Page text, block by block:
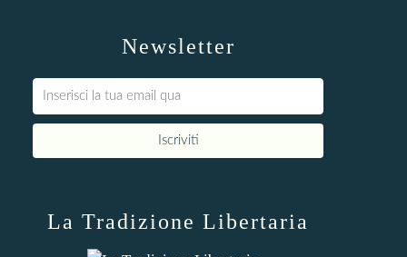
Newsletter
La Tradizione Libertaria